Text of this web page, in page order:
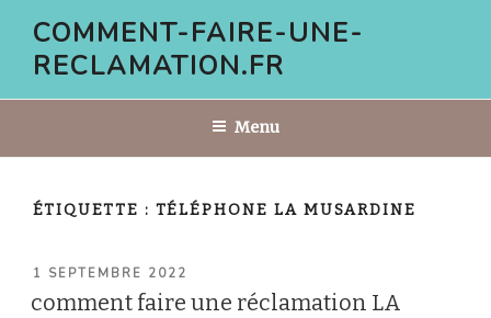
contenu
COMMENT-FAIRE-UNE-
RECLAMATION.FR
Menu
ÉTIQUETTE : TÉLÉPHONE LA MUSARDINE
PUBLIÉ
1 SEPTEMBRE 2022
comment faire une réclamation LA